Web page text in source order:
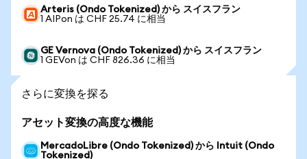
Arteris (Ondo Tokenized) から スイスフラン
1 AIPon は CHF 25.74 に相当
GE Vernova (Ondo Tokenized) から スイスフラン
1 GEVon は CHF 826.36 に相当
さらに変換を探る
アセット変換の高度な機能
MercadoLibre (Ondo Tokenized) から Intuit (Ondo
Tokenized)